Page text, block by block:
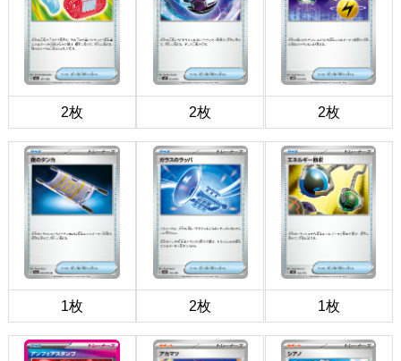
2枚 2枚 2枚
1枚 2枚 1枚